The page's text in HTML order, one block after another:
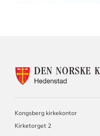
Kongsberg kirkekontor
Kirketorget 2